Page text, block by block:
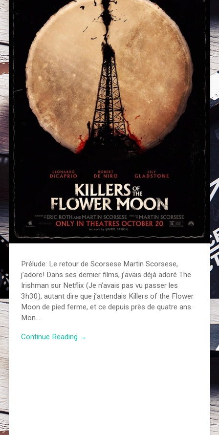
Prélude: Le retour de Scorsese Martin Scorsese,
j’adore! Dans ses dernier films, j’avais déjà adoré The
Irishman sur Netflix (Je n’avais pas vu passer les
3h30), autant dire que j’attendais Killers of the Flower
Moon de pied ferme, et ce depuis près de quatre ans.
Mon…
Continue Reading →